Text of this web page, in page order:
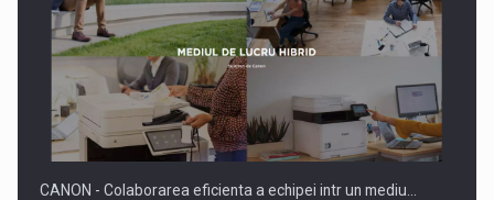
SAPTE PERSONALITATI DIN MEDIUL DE AFACERI, ACADEMIC
SI INSTITUTIONAL…
CANON - Colaborarea eficienta a echipei intr un mediu…